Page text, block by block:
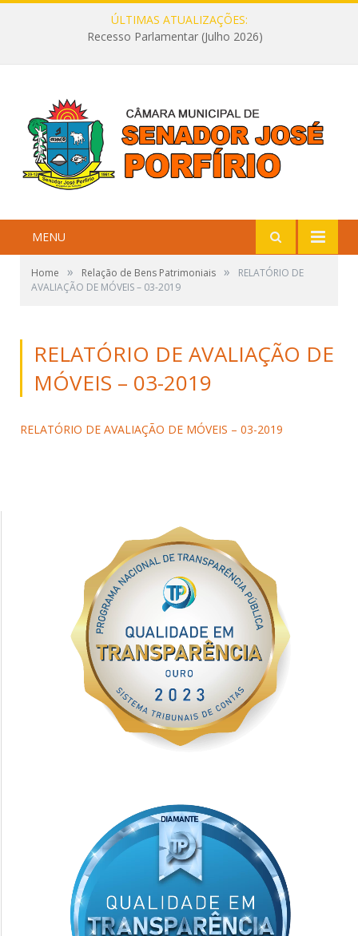
ÚLTIMAS ATUALIZAÇÕES:
Recesso Parlamentar (Julho 2026)
MENU
Home » Relação de Bens Patrimoniais »
RELATÓRIO DE
AVALIAÇÃO DE MÓVEIS – 03-2019
RELATÓRIO DE AVALIAÇÃO DE
MÓVEIS – 03-2019
RELATÓRIO DE AVALIAÇÃO DE MÓVEIS – 03-2019